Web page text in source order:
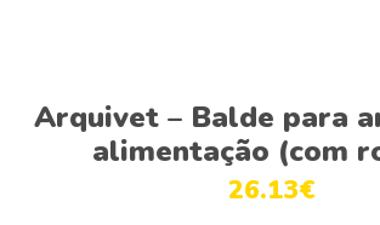
Adicionar
Arquivet – Balde para
alimentação (com
26.13€